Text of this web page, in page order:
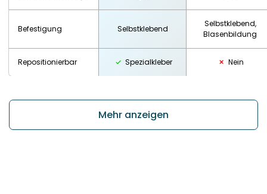
Befestigung Selbstklebend
Selbstklebend,
Blasenbildung
Repositionierbar Spezialkleber Nein
Mehr anzeigen